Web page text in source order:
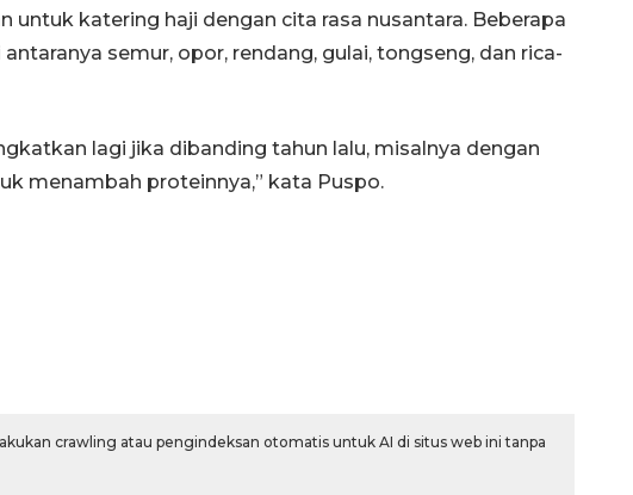
untuk katering haji dengan cita rasa nusantara. Beberapa
semur, opor, rendang, gulai, tongseng, dan rica-
lagi jika dibanding tahun lalu, misalnya dengan
menambah proteinnya,” kata Puspo.
crawling atau pengindeksan otomatis untuk AI di situs web ini tanpa